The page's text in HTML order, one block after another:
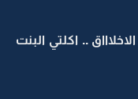
.. اكلتي البنت